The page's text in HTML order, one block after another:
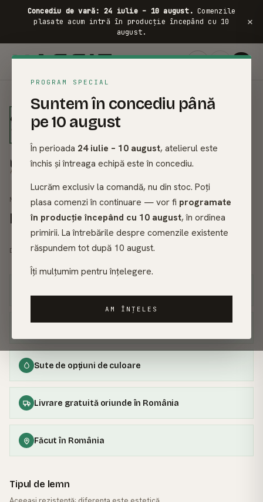
Concediu de vară: 24 iulie – 10 august. Comenzile
plasate acum intră în producție începând cu 10
august.
×
PROGRAM SPECIAL
Suntem în concediu până
pe 10 august
În perioada 24 iulie – 10 august, atelierul este
închis și întreaga echipă este în concediu.
Lucrăm exclusiv la comandă, nu din stoc. Poți
plasa comenzi în continuare — vor fi programate
în producție începând cu 10 august, în ordinea
primirii. La întrebările despre comenzile existente
răspundem tot după 10 august.
Îți mulțumim pentru înțelegere.
AM ÎNȚELES
FRASIN ·01/10
MESE DINING DIN LEMN MASIV
Masa Dining Lemn Masiv - Caesar
DE LA5.518lei4.966lei
Sute de opțiuni de culoare
Livrare gratuită oriunde în România
Făcut în România
Tipul de lemn